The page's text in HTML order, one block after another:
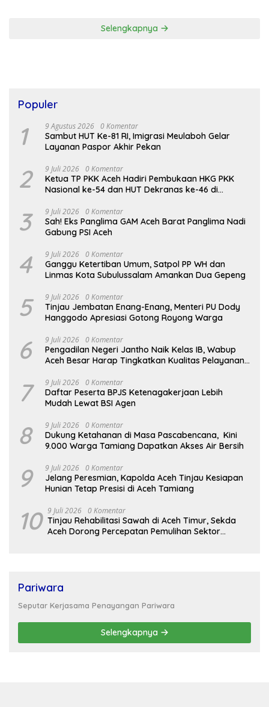
Selengkapnya
Populer
1 9 Agustus 2026 0 Komentar
Sambut HUT Ke-81 RI, Imigrasi Meulaboh Gelar
Layanan Paspor Akhir Pekan
2 9 Juli 2026 0 Komentar
Ketua TP PKK Aceh Hadiri Pembukaan HKG PKK
Nasional ke-54 dan HUT Dekranas ke-46 di
3 9 Juli 2026 0 Komentar
Sah! Eks Panglima GAM Aceh Barat Panglima Nadi
Gabung PSI Aceh
4 9 Juli 2026 0 Komentar
Ganggu Ketertiban Umum, Satpol PP WH dan
Linmas Kota Subulussalam Amankan Dua Gepeng
5 9 Juli 2026 0 Komentar
Tinjau Jembatan Enang-Enang, Menteri PU Dody
Hanggodo Apresiasi Gotong Royong Warga
6 9 Juli 2026 0 Komentar
Pengadilan Negeri Jantho Naik Kelas IB, Wabup
Aceh Besar Harap Tingkatkan Kualitas Pelayanan
7 9 Juli 2026 0 Komentar
Daftar Peserta BPJS Ketenagakerjaan Lebih
Mudah Lewat BSI Agen
8 9 Juli 2026 0 Komentar
Dukung Ketahanan di Masa Pascabencana, Kini
9.000 Warga Tamiang Dapatkan Akses Air Bersih
9 9 Juli 2026 0 Komentar
Jelang Peresmian, Kapolda Aceh Tinjau Kesiapan
Hunian Tetap Presisi di Aceh Tamiang
10 9 Juli 2026 0 Komentar
Tinjau Rehabilitasi Sawah di Aceh Timur, Sekda
Aceh Dorong Percepatan Pemulihan Sektor
Pariwara
Seputar Kerjasama Penayangan Pariwara
Selengkapnya